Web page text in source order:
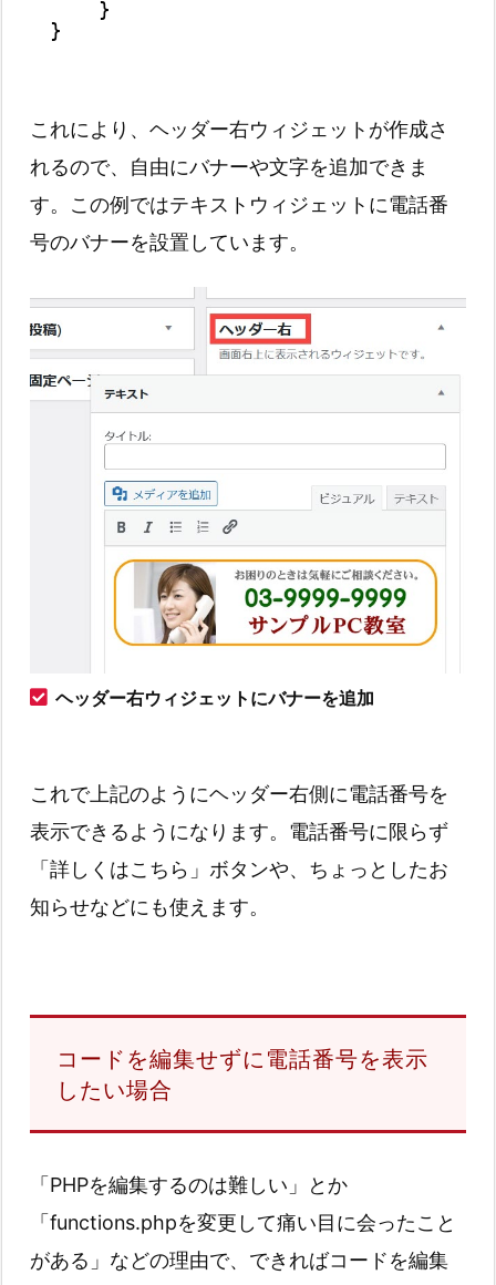
}
}
これにより、ヘッダー右ウィジェットが作成さ
れるので、自由にバナーや文字を追加できま
す。この例ではテキストウィジェットに電話番
号のバナーを設置しています。
ヘッダー右ウィジェットにバナーを追加
これで上記のようにヘッダー右側に電話番号を
表示できるようになります。電話番号に限らず
「詳しくはこちら」ボタンや、ちょっとしたお
知らせなどにも使えます。
コードを編集せずに電話番号を表示
したい場合
「PHPを編集するのは難しい」とか
「functions.phpを変更して痛い目に会ったこと
がある」などの理由で、できればコードを編集